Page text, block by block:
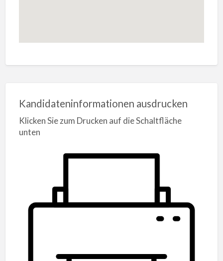
Kandidateninformationen ausdrucken
Klicken Sie zum Drucken auf die Schaltfläche
unten